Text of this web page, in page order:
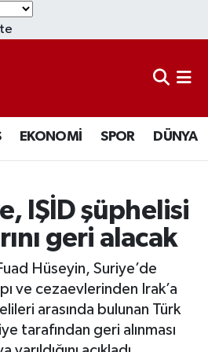
EKONOMİ SPOR DÜNYA
IŞİD şüphelisi
geri alacak
Hüseyin, Suriye’de
ve cezaevlerinden Irak’a
arasında bulunan Türk
tarafından geri alınması
Haritası
ve Fikstür